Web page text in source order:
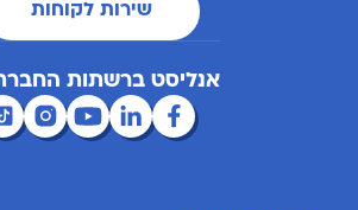
שירות לקוחות
אנליסט ברשתות